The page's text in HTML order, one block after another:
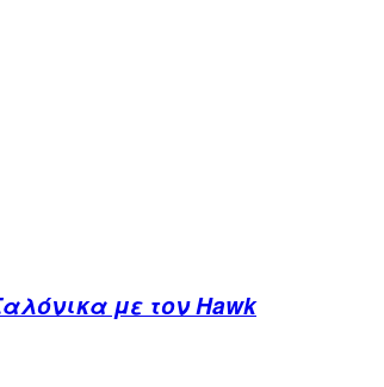
με τον Hawk